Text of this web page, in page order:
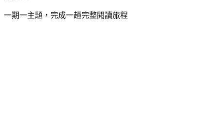
一期一主題，完成一趟完整閱讀旅程